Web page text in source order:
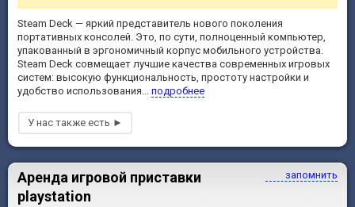
Steam Deck — яркий представитель нового поколения
портативных консолей. Это, по сути, полноценный компьютер,
упакованный в эргономичный корпус мобильного устройства.
Steam Deck совмещает лучшие качества современных игровых
систем: высокую функциональность, простоту настройки и
удобство использования... подробнее
запомнить
Аренда игровой приставки
playstation